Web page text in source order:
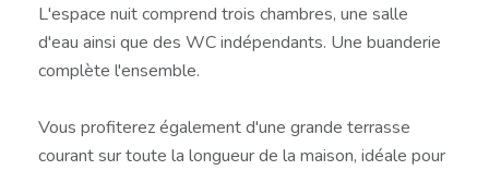
L'espace nuit comprend trois chambres, une salle
d'eau ainsi que des WC indépendants. Une buanderie
complète l'ensemble.
Vous profiterez également d'une grande terrasse
courant sur toute la longueur de la maison, idéale pour